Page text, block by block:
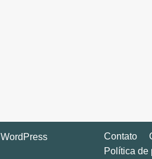
WordPress Contato
Política de